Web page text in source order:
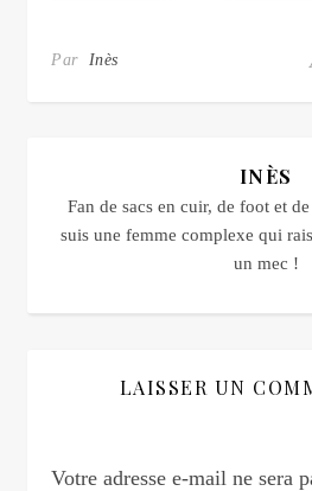
Par Inès
INÈS
Fan de sacs en cuir, de foot et
suis une femme complexe qui
un mec !
LAISSER UN
Votre adresse e-mail ne sera